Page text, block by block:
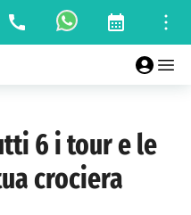
6 i tour e le
crociera